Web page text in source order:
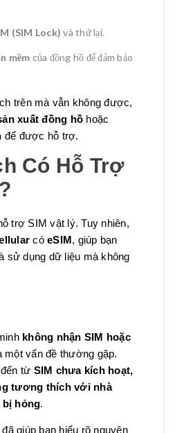
(SIM Lock) và thử lại.
mềm của đồng hồ để đảm bảo
trên mà vẫn không được,
xuất đồng hồ hoặc
để được hỗ trợ.
Có Hỗ Trợ
trợ SIM vật lý. Tuy nhiên,
có eSIM, giúp bạn
sử dụng dữ liệu mà không
không nhận SIM hoặc
một vấn đề thường gặp.
từ SIM chưa kích hoạt,
tương thích với nhà
bị hỏng.
giúp bạn hiểu rõ nguyên